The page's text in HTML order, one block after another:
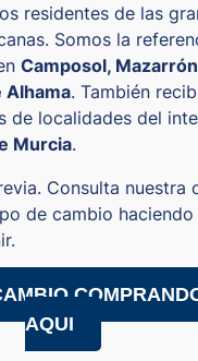
residentes de las
Somos la
Camposol,
Alhama. También
de localidades del
Murcia.
Consulta nuestra
de cambio haciendo
AQUI